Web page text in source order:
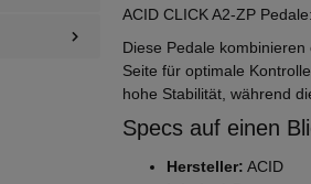
ACID CLICK A2-ZP
Diese Pedale
Seite für optimale
hohe Stabilität, während
Specs auf einen
Hersteller: ACID